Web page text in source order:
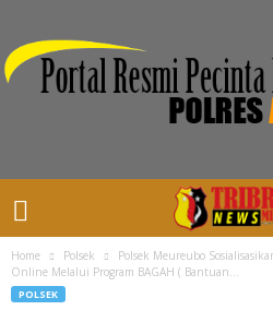
Home Polsek
Polsek Meureubo
Online Melalui Program BAGAH ( Bantuan...
POLSEK